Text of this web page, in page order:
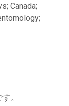
Canada;
。